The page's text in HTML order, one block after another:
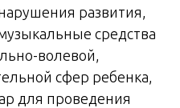
развития,
средства
волевой,
сфер ребенка,
для проведения